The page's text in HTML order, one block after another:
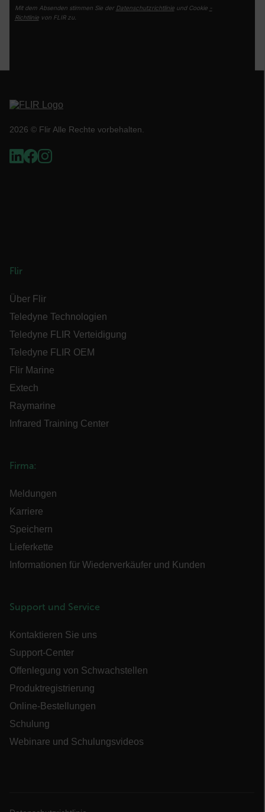
Mit dem Absenden stimmen Sie der Datenschutzrichtlinieund Cookie -
Richtlinievon FLIR zu.
2026 © Flir Alle Rechte vorbehalten.
Flir
Über Flir
Teledyne Technologien
Teledyne FLIR Verteidigung
Teledyne FLIR OEM
Flir Marine
Extech
Raymarine
Infrared Training Center
Firma:
Meldungen
Karriere
Speichern
Lieferkette
Informationen für Wiederverkäufer und Kunden
Support und Service
Kontaktieren Sie uns
Support-Center
Offenlegung von Schwachstellen
Produktregistrierung
Online-Bestellungen
Schulung
Webinare und Schulungsvideos
FPLC
EPiServer_Commerce_AnonymousId